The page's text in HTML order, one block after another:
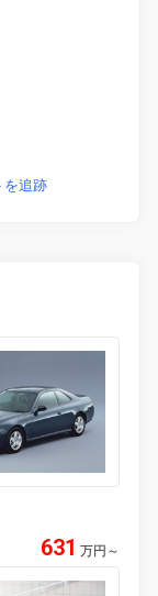
を追跡
631 万円 ～